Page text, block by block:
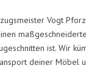
Vogt
ist. Wir
deiner Möbel